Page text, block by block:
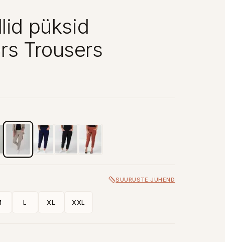
püksid
Trousers
SUURUSTE JUHEND
L XL XXL